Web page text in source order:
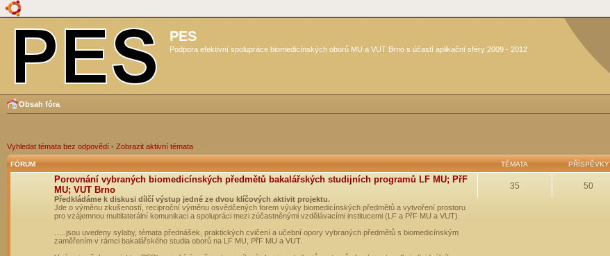
PES
Podpora efektivní spolupráce biomedicínských oborů MU a VUT Brno s účastí aplikační sféry 2009 - 2012
Obsah fóra
Vyhledat témata bez odpovědí • Zobrazit aktivní témata
FÓRUM TÉMATA PŘÍSPĚVKY
Porovnání vybraných biomedicínských předmětů bakalářských studijních programů LF MU; PřF
MU; VUT Brno
Předkládáme k diskusi dílčí výstup jedné ze dvou klíčových aktivit projektu.
Jde o výměnu zkušeností, reciproční výměnu osvědčených forem výuky biomedicínských předmětů a vytvoření prostoru
pro vzájemnou multilaterální komunikaci a spolupráci mezi zúčastněnými vzdělávacími institucemi (LF a PřF MU a VUT).
…..jsou uvedeny sylaby, témata přednášek, praktických cvičení a učební opory vybraných předmětů s biomedicínským
zaměřením v rámci bakalářského studia oborů na LF MU, PřF MU a VUT.
35 50